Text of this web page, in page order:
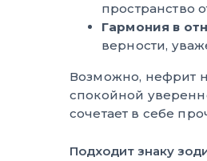
пространство
Гармония в
верности,
Возможно, нефрит
спокойной
сочетает в себе
Подходит знаку